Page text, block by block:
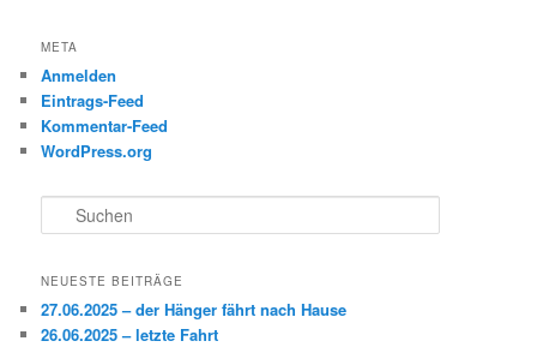
META
Anmelden
Eintrags-Feed
Kommentar-Feed
WordPress.org
u
h
n
NEUESTE BEITRÄGE
27.06.2025 – der Hänger fährt nach Hause
26.06.2025 – letzte Fahrt